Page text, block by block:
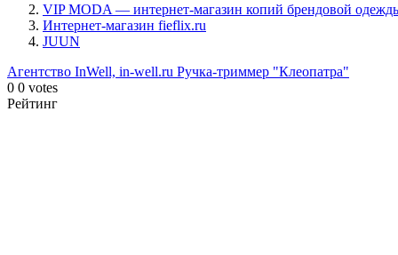
VIP MODA — интернет-магазин копий брендовой
Интернет-магазин fieflix.ru
JUUN
Агентство InWell, in-well.ru Ручка-триммер "Клеопатра"
0 0 votes
Рейтинг